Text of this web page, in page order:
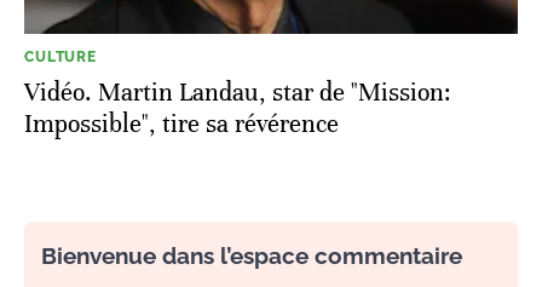
CULTURE
Vidéo. Martin Landau, star de "Mission:
Impossible", tire sa révérence
Bienvenue dans l’espace commentaire